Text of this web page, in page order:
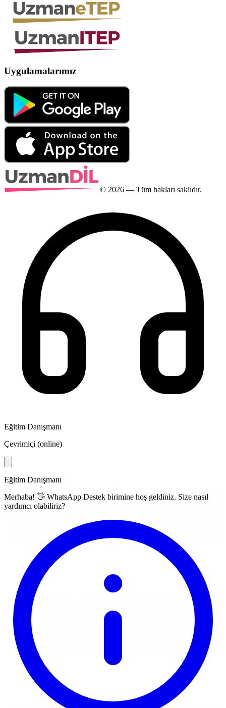
Uygulamalarımız
© 2026 — Tüm hakları saklıdır.
Eğitim Danışmanı
Çevrimiçi (online)
Eğitim Danışmanı
Merhaba! 👋 WhatsApp Destek birimine hoş geldiniz. Size nasıl
yardımcı olabiliriz?